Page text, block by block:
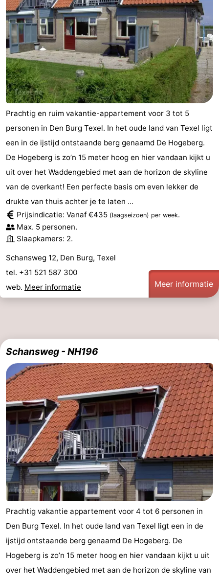
Prachtig en ruim vakantie-appartement voor 3 tot 5
personen in Den Burg Texel. In het oude land van Texel ligt
een in de ijstijd ontstaande berg genaamd De Hogeberg.
De Hogeberg is zo’n 15 meter hoog en hier vandaan kijkt u
uit over het Waddengebied met aan de horizon de skyline
van de overkant! Een perfecte basis om even lekker de
drukte van thuis achter je te laten ...
Prijsindicatie: Vanaf €435 (laagseizoen) per week.
Max. 5 personen.
Slaapkamers: 2.
Schansweg 12, Den Burg, Texel
tel. +31 521 587 300
web. Meer informatie Meer informatie
Schansweg - NH196
Prachtig vakantie appartement voor 4 tot 6 personen in
Den Burg Texel. In het oude land van Texel ligt een in de
ijstijd ontstaande berg genaamd De Hogeberg. De
Hogeberg is zo’n 15 meter hoog en hier vandaan kijkt u uit
over het Waddengebied met aan de horizon de skyline van